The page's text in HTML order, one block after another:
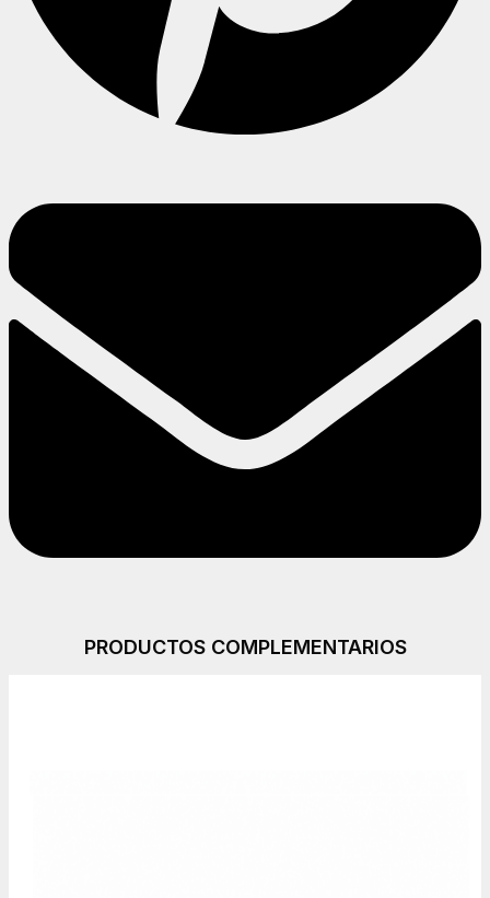
PRODUCTOS COMPLEMENTARIOS